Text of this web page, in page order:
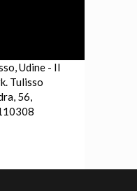
Udine - Il
Tulisso
56,